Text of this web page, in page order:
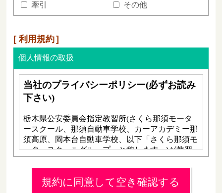
牽引
その他
利用規約
個人情報の取扱
規約に同意して空き確認する